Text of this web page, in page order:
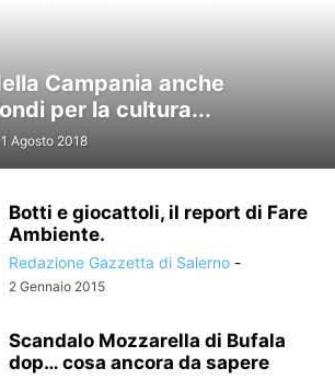
Campania anche
per la cultura...
Agosto 2018
Botti e giocattoli, il report di Fare
Ambiente.
Redazione Gazzetta di Salerno -
2 Gennaio 2015
Scandalo Mozzarella di Bufala
dop… cosa ancora da sapere